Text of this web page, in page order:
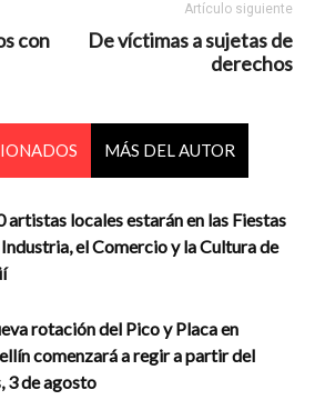
con
Artículo siguiente
De víctimas a sujetas de
derechos
MÁS DEL AUTOR
artistas locales estarán en las Fiestas
el Comercio y la Cultura de
rotación del Pico y Placa en
comenzará a regir a partir del
3 de agosto